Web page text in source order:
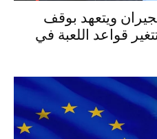
ويتعهد بوقف
قواعد اللعبة في